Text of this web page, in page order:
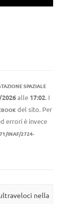
SPAZIALE
alle 17:02. I
del sito. Per
errori è invece
INAF/2724-
nella